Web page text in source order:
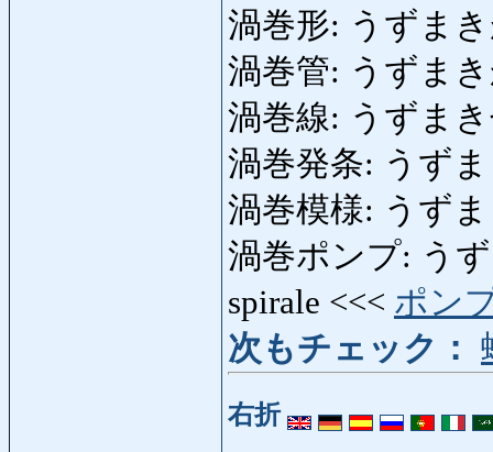
渦巻形: うずま
渦巻管: うずま
渦巻線: うずま
渦巻発条: うず
渦巻模様: うず
渦巻ポンプ: うず
spirale <<< ポン
次もチェック：
右折